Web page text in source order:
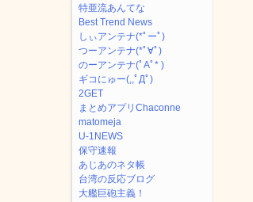
特亜流あんてな
Best Trend News
しぃアンテナ(*ﾟーﾟ)
つーアンテナ(*ﾟ∀ﾟ)
のーアンテナ(ﾟAﾟ* )
ギコにゅー(,,ﾟДﾟ)
2GET
まとめアプリChaconne
matomeja
U-1NEWS
保守速報
あじあのネタ帳
台湾の反応ブログ
大艦巨砲主義！